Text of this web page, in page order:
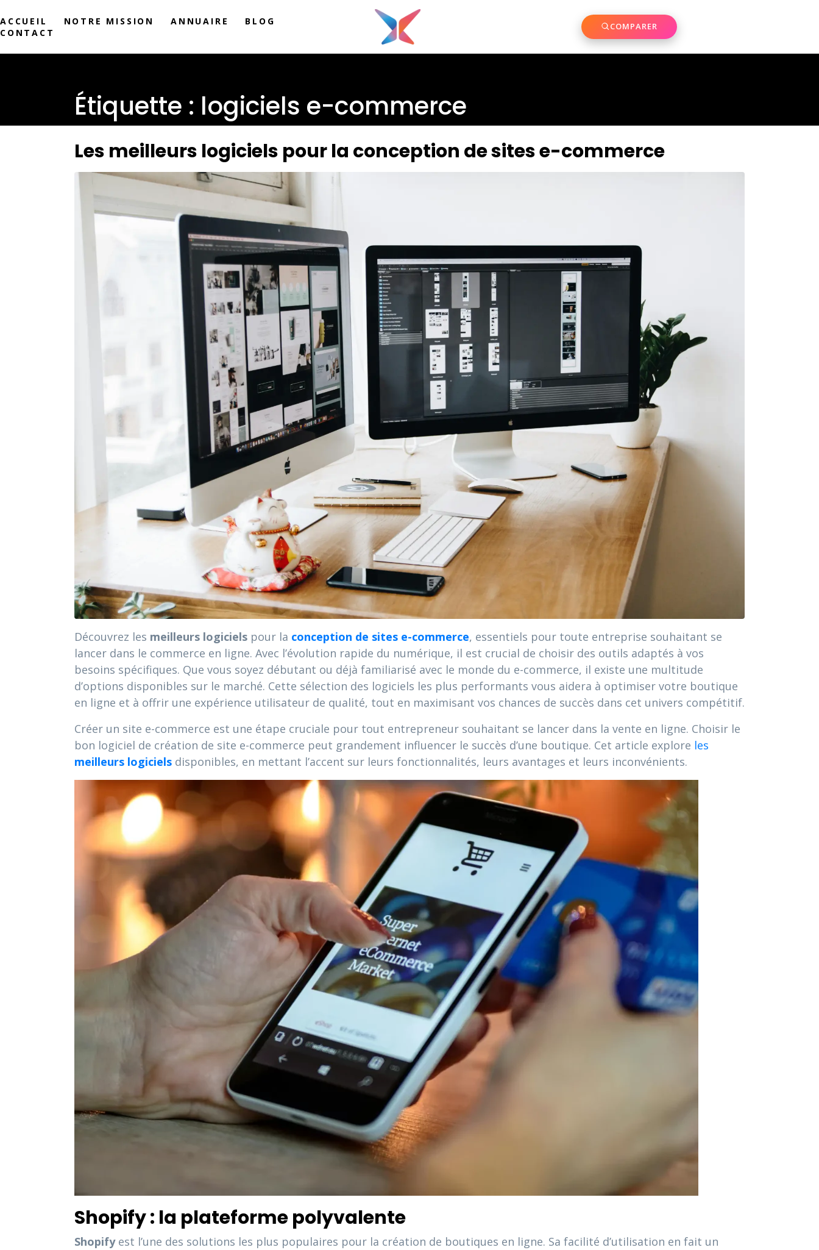
ACCUEIL NOTRE MISSION ANNUAIRE
BLOG
CONTACT
COMPARER
Étiquette : logiciels e-commerce
Les meilleurs logiciels pour la conception de sites e-commerce
Découvrez les meilleurs logiciels pour la conception de sites e-commerce, essentiels pour toute entreprise souhaitant se
lancer dans le commerce en ligne. Avec l’évolution rapide du numérique, il est crucial de choisir des outils adaptés à vos
besoins spécifiques. Que vous soyez débutant ou déjà familiarisé avec le monde du e-commerce, il existe une multitude
d’options disponibles sur le marché. Cette sélection des logiciels les plus performants vous aidera à optimiser votre boutique
en ligne et à offrir une expérience utilisateur de qualité, tout en maximisant vos chances de succès dans cet univers compétitif.
Créer un site e-commerce est une étape cruciale pour tout entrepreneur souhaitant se lancer dans la vente en ligne. Choisir le
bon logiciel de création de site e-commerce peut grandement influencer le succès d’une boutique. Cet article explore les
meilleurs logiciels disponibles, en mettant l’accent sur leurs fonctionnalités, leurs avantages et leurs inconvénients.
Shopify : la plateforme polyvalente
Shopifyest l’une des solutions les plus populaires pour la création de boutiques en ligne. Sa facilité d’utilisation en fait un